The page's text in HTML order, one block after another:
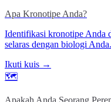
Apa Kronotipe Anda?
Identifikasi kronotipe Anda
selaras dengan biologi Anda.
Ikuti kuis →
🗺️